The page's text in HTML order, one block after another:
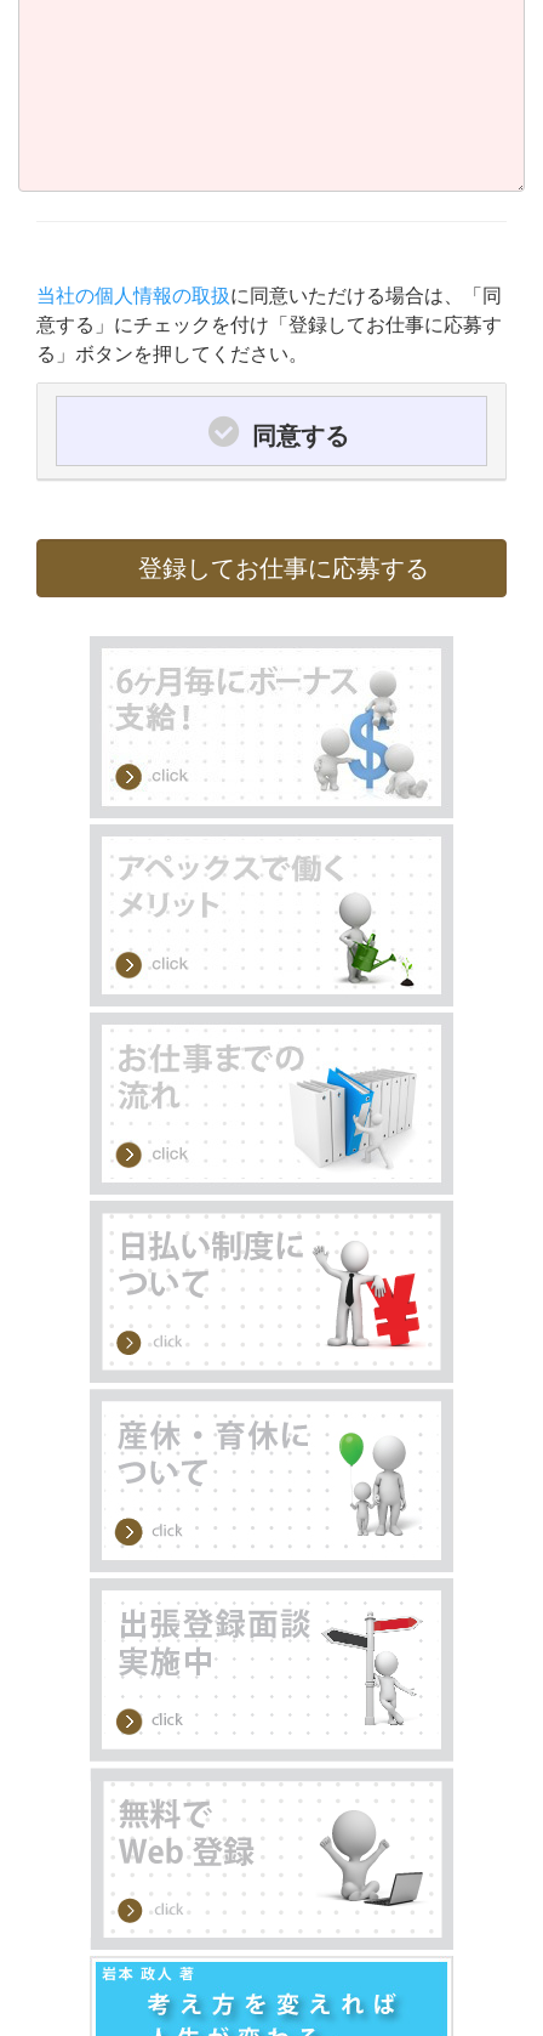
当社の個人情報の取扱に同意いただける場合は、「同
意する」にチェックを付け「登録してお仕事に応募す
る」ボタンを押してください。
同意する